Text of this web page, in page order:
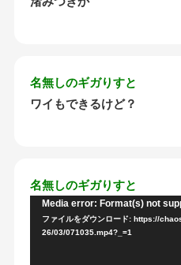
名無しのギガりすと
ワイもできるけど？
名無しのギガりすと
Media error: Format(s) not
ファイルをダウンロード: https://
26/03/071035.mp4?_=1